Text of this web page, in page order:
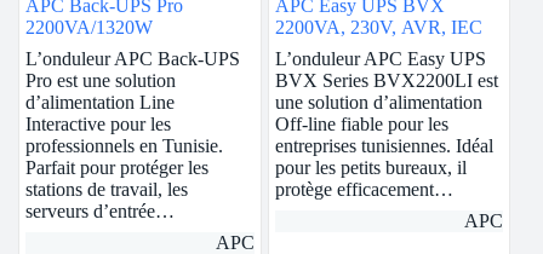
APC Back-UPS Pro
2200VA/1320W
L’onduleur APC Back-UPS
Pro est une solution
d’alimentation Line
Interactive pour les
professionnels en Tunisie.
Parfait pour protéger les
stations de travail, les
serveurs d’entrée…
APC
APC Easy UPS BVX
2200VA, 230V, AVR, IEC
L’onduleur APC Easy UPS
BVX Series BVX2200LI est
une solution d’alimentation
Off-line fiable pour les
entreprises tunisiennes. Idéal
pour les petits bureaux, il
protège efficacement…
APC